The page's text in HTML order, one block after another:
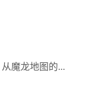
魔龙地图的...